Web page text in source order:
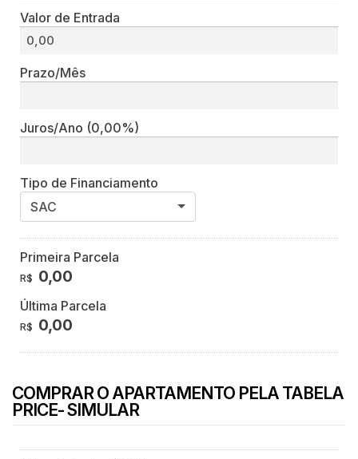
Valor de Entrada
Prazo/Mês
Juros/Ano (0,00%)
Tipo de Financiamento
SAC
Primeira Parcela
R$ 0,00
Última Parcela
R$ 0,00
COMPRAR O APARTAMENTO PELA TABELA
PRICE- SIMULAR